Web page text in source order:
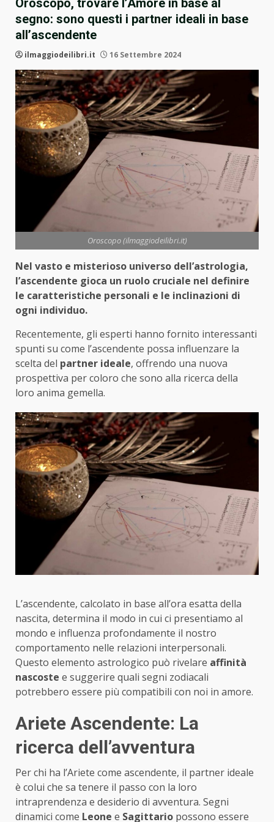
Oroscopo, trovare l’Amore in base al
segno: sono questi i partner ideali in base
all’ascendente
ilmaggiodeilibri.it 16 Settembre 2024
Oroscopo (ilmaggiodeilibri.it)
Nel vasto e misterioso universo dell’astrologia,
l’ascendente gioca un ruolo cruciale nel definire
le caratteristiche personali e le inclinazioni di
ogni individuo.
Recentemente, gli esperti hanno fornito interessanti
spunti su come l’ascendente possa influenzare la
scelta del partner ideale, offrendo una nuova
prospettiva per coloro che sono alla ricerca della
loro anima gemella.
L’ascendente, calcolato in base all’ora esatta della
nascita, determina il modo in cui ci presentiamo al
mondo e influenza profondamente il nostro
comportamento nelle relazioni interpersonali.
Questo elemento astrologico può rivelare affinità
nascoste e suggerire quali segni zodiacali
potrebbero essere più compatibili con noi in amore.
Ariete Ascendente: La
ricerca dell’avventura
Per chi ha l’Ariete come ascendente, il partner ideale
è colui che sa tenere il passo con la loro
intraprendenza e desiderio di avventura. Segni
dinamici come Leone e Sagittario possono essere